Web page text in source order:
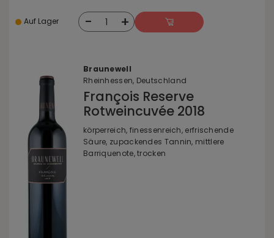
Auf Lager - 1 +
Braunewell
Rheinhessen, Deutschland
François Reserve
Rotweincuvée 2018
körperreich, finessenreich, erfrischende
Säure, zupackendes Tannin, mittlere
Barriquenote, trocken